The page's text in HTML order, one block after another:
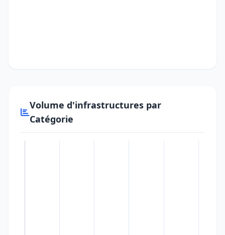
Volume d'infrastructures par
Catégorie